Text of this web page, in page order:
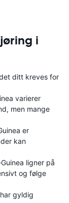
i
ditt kreves for
varierer
men mange
er
kan
ligner på
og følge
gyldig